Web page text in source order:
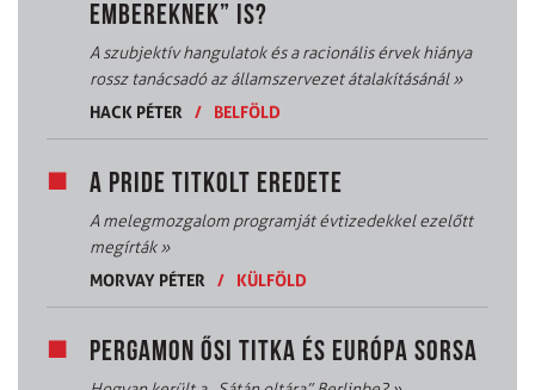
EMBEREKNEK” IS?
A szubjektív hangulatok és a racionális érvek hiánya
rossz tanácsadó az államszervezet átalakításánál»
HACK PÉTER
/ BELFÖLD
A PRIDE TITKOLT EREDETE
A melegmozgalom programját évtizedekkel ezelőtt
megírták»
MORVAY PÉTER
/ KÜLFÖLD
PERGAMON ŐSI TITKA ÉS EURÓPA SORSA